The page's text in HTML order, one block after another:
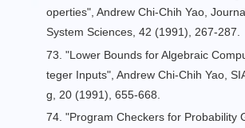
operties", Andrew Chi-Chih Yao,
System Sciences, 42 (1991), 267-287.
73. "Lower Bounds for Algebraic
teger Inputs", Andrew Chi-Chih Yao,
g, 20 (1991), 655-668.
74. "Program Checkers for Probability